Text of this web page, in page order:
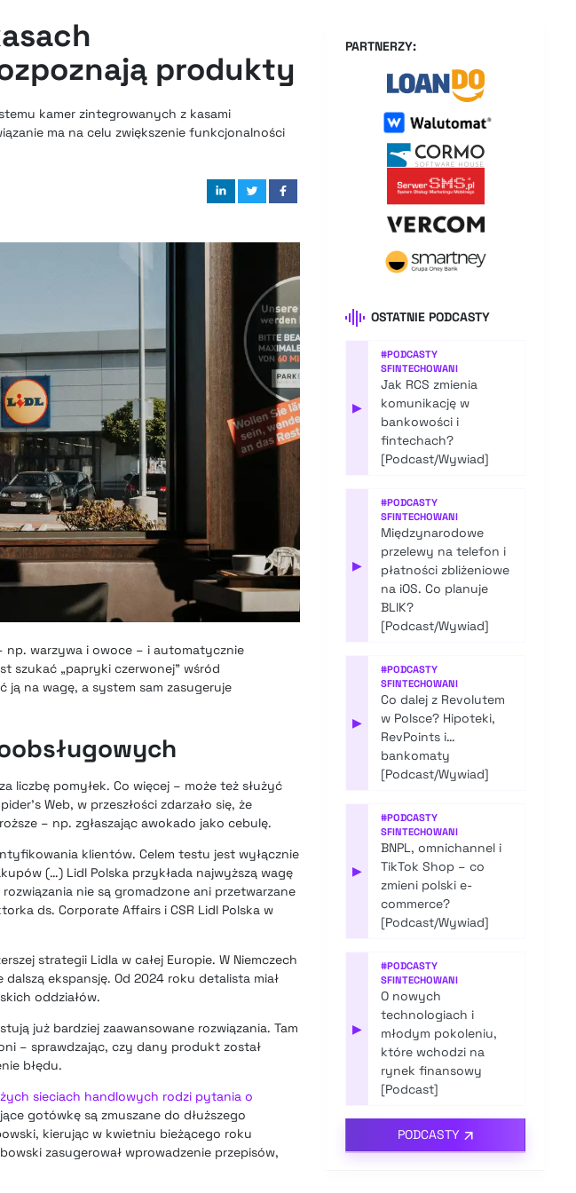
produkty
kamer zintegrowanych z kasami
ma na celu zwiększenie funkcjonalności
np. warzywa i owoce – i automatycznie
szukać „papryki czerwonej” wśród
ją na wagę, a system sam zasugeruje
liczbę pomyłek. Co więcej – może też służyć
Web, w przeszłości zdarzało się, że
– np. zgłaszając awokado jako cebulę.
klientów. Celem testu jest wyłącznie
(…) Lidl Polska przykłada najwyższą wagę
nie są gromadzone ani przetwarzane
ds. Corporate Affairs i CSR Lidl Polska w
strategii Lidla w całej Europie. W Niemczech
ekspansję. Od 2024 roku detalista miał
oddziałów.
już bardziej zaawansowane rozwiązania. Tam
– sprawdzając, czy dany produkt został
błędu.
sieciach handlowych rodzi pytania o
gotówkę są zmuszane do dłuższego
kierując w kwietniu bieżącego roku
zasugerował wprowadzenie przepisów,
PARTNERZY:
OSTATNIE PODCASTY
▶
#PODCASTY
SFINTECHOWANI
Jak RCS zmienia
komunikację w
bankowości i
fintechach?
[Podcast/Wywiad]
▶
#PODCASTY
SFINTECHOWANI
Międzynarodowe
przelewy na telefon i
płatności zbliżeniowe
na iOS. Co planuje
BLIK?
[Podcast/Wywiad]
▶
#PODCASTY
SFINTECHOWANI
Co dalej z Revolutem
w Polsce? Hipoteki,
RevPoints i…
bankomaty
[Podcast/Wywiad]
▶
#PODCASTY
SFINTECHOWANI
BNPL, omnichannel i
TikTok Shop – co
zmieni polski e-
commerce?
[Podcast/Wywiad]
▶
#PODCASTY
SFINTECHOWANI
O nowych
technologiach i
młodym pokoleniu,
które wchodzi na
rynek finansowy
[Podcast]
PODCASTY